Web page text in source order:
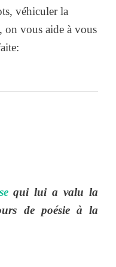
véhiculer la
vous aide à vous
qui lui a valu la
de poésie à la